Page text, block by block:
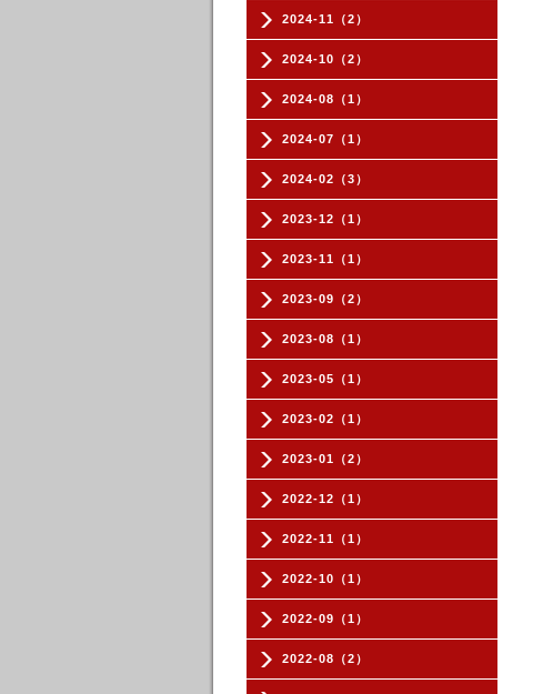
2024-11（2）
2024-10（2）
2024-08（1）
2024-07（1）
2024-02（3）
2023-12（1）
2023-11（1）
2023-09（2）
2023-08（1）
2023-05（1）
2023-02（1）
2023-01（2）
2022-12（1）
2022-11（1）
2022-10（1）
2022-09（1）
2022-08（2）